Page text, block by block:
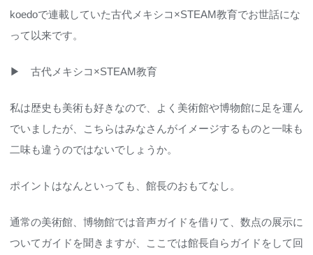
koedoで連載していた古代メキシコ×STEAM教育でお世話にな
って以来です。
▶ 古代メキシコ×STEAM教育
私は歴史も美術も好きなので、よく美術館や博物館に足を運ん
でいましたが、こちらはみなさんがイメージするものと一味も
二味も違うのではないでしょうか。
ポイントはなんといっても、館長のおもてなし。
通常の美術館、博物館では音声ガイドを借りて、数点の展示に
ついてガイドを聞きますが、ここでは館長自らガイドをして回